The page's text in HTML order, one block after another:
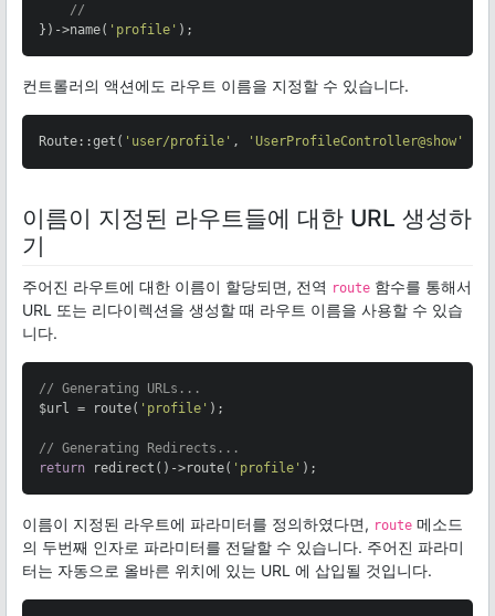
//
})->name( 'profile' );
컨트롤러의 액션에도 라우트 이름을 지정할 수 있습니다.
Route::get( 'user/profile' , 'UserProfileController@show'
이름이 지정된 라우트들에 대한 URL 생성하
기
주어진 라우트에 대한 이름이 할당되면, 전역 route 함수를 통해서
URL 또는 리다이렉션을 생성할 때 라우트 이름을 사용할 수 있습
니다.
// Generating URLs...
$url = route( 'profile' );
// Generating Redirects...
return redirect()->route( 'profile' );
이름이 지정된 라우트에 파라미터를 정의하였다면, route 메소드
의 두번째 인자로 파라미터를 전달할 수 있습니다. 주어진 파라미
터는 자동으로 올바른 위치에 있는 URL 에 삽입될 것입니다.